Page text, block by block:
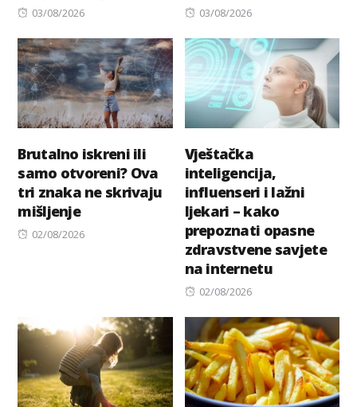
Posted
03/08/2026
Posted
03/08/2026
Brutalno iskreni ili
samo otvoreni? Ova
tri znaka ne skrivaju
mišljenje
Posted
02/08/2026
Vještačka
inteligencija,
influenseri i lažni
ljekari – kako
prepoznati opasne
zdravstvene savjete
na internetu
Posted
02/08/2026